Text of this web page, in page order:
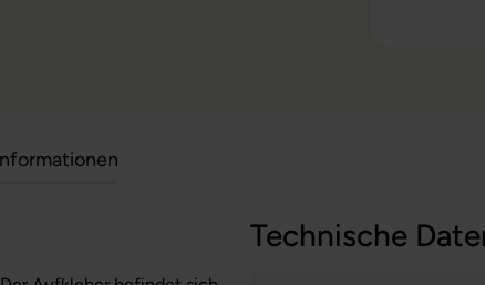
Technische